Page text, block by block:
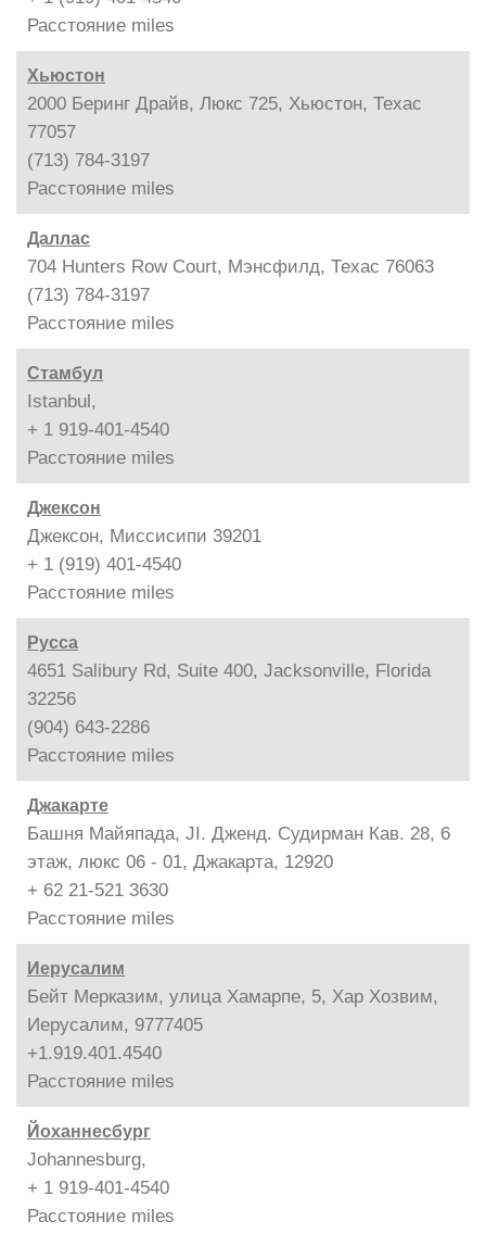
Расстояние miles
Хьюстон
2000 Беринг Драйв, Люкс 725, Хьюстон, Техас
77057
(713) 784-3197
Расстояние miles
Даллас
704 Hunters Row Court, Мэнсфилд, Техас 76063
(713) 784-3197
Расстояние miles
Стамбул
Istanbul,
+ 1 919-401-4540
Расстояние miles
Джексон
Джексон, Миссисипи 39201
+ 1 (919) 401-4540
Расстояние miles
Русса
4651 Salibury Rd, Suite 400, Jacksonville, Florida
32256
(904) 643-2286
Расстояние miles
Джакарте
Башня Майяпада, JI. Дженд. Судирман Кав. 28, 6
этаж, люкс 06 - 01, Джакарта, 12920
+ 62 21-521 3630
Расстояние miles
Иерусалим
Бейт Мерказим, улица Хамарпе, 5, Хар Хозвим,
Иерусалим, 9777405
+1.919.401.4540
Расстояние miles
Йоханнесбург
Johannesburg,
+ 1 919-401-4540
Расстояние miles